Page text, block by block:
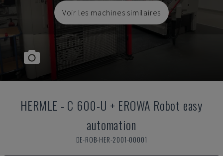
Voir les machines similaires
HERMLE - C 600-U + EROWA Robot easy
automation
DE-ROB-HER-2001-00001